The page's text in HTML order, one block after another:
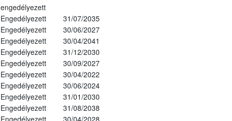
engedélyezett
Engedélyezett
31/07/2035
Engedélyezett
30/06/2027
Engedélyezett
30/04/2041
Engedélyezett
31/12/2030
Engedélyezett
30/09/2027
Engedélyezett
30/04/2022
Engedélyezett
30/06/2024
Engedélyezett
31/01/2030
Engedélyezett
31/08/2038
Engedélyezett
30/04/2028